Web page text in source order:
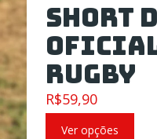
Short
Oficial
RUGBY
R$59,90
Ver opções